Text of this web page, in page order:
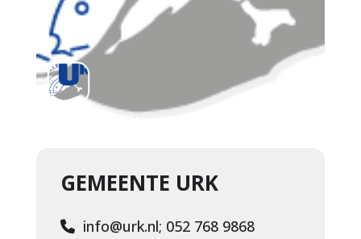
GEMEENTE URK
info@urk.nl; 052 768 9868